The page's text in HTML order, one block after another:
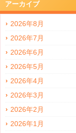
アーカイブ
2026年8月
2026年7月
2026年6月
2026年5月
2026年4月
2026年3月
2026年2月
2026年1月